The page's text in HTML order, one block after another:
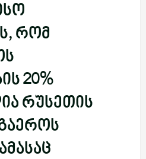
რომ
20%
რუსეთის